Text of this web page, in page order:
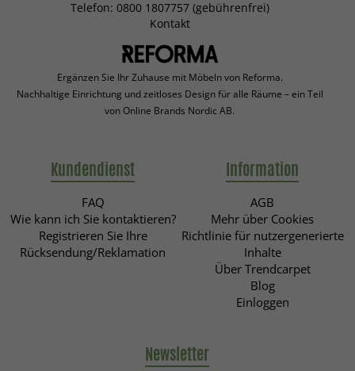
Telefon: 0800 1807757 (gebührenfrei)
Kontakt
Ergänzen Sie Ihr Zuhause mit Möbeln von Reforma.
Nachhaltige Einrichtung und zeitloses Design für alle Räume – ein Teil
von Online Brands Nordic AB.
Kundendienst
FAQ
Wie kann ich Sie kontaktieren?
Registrieren Sie Ihre
Rücksendung/Reklamation
Information
AGB
Mehr über Cookies
Richtlinie für nutzergenerierte
Inhalte
Über Trendcarpet
Blog
Einloggen
Newsletter